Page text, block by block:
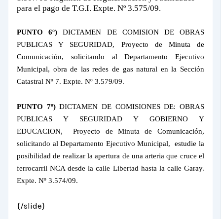
para el pago de T.G.I. Expte. Nº 3.575/09.
PUNTO 6º) DICTAMEN DE COMISION DE OBRAS
PUBLICAS Y SEGURIDAD, Proyecto de Minuta de
Comunicación, solicitando al Departamento Ejecutivo
Municipal, obra de las redes de gas natural en la Sección
Catastral Nº 7. Expte. Nº 3.579/09.
PUNTO 7º)DICTAMEN DE COMISIONES DE: OBRAS
PUBLICAS Y SEGURIDAD Y GOBIERNO Y
EDUCACION,
Proyecto de Minuta de Comunicación,
solicitando al Departamento Ejecutivo Municipal,
estudie la
posibilidad de realizar la apertura de una arteria que cruce el
ferrocarril NCA desde la calle Libertad hasta la calle Garay.
Expte. Nº 3.574/09.
{/slide}